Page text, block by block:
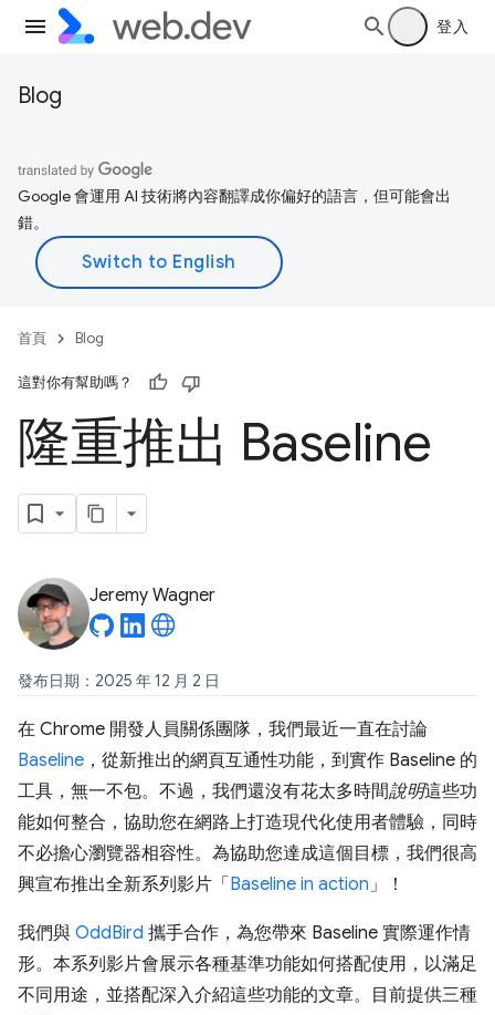
登入
Blog
Google 會運用 AI 技術將內容翻譯成你偏好的語言，但可能會出
錯。
首頁 Blog
這對你有幫助嗎？
隆重推出 Baseline
Jeremy Wagner
發布日期：2025 年 12 月 2 日
在 Chrome 開發人員關係團隊，我們最近一直在討論
Baseline ，從新推出的網頁互通性功能，到實作 Baseline 的
工具，無一不包。不過，我們還沒有花太多時間說明這些功
能如何整合，協助您在網路上打造現代化使用者體驗，同時
不必擔心瀏覽器相容性。為協助您達成這個目標，我們很高
興宣布推出全新系列影片「 Baseline in action」！
我們與 OddBird 攜手合作，為您帶來 Baseline 實際運作情
形。本系列影片會展示各種基準功能如何搭配使用，以滿足
不同用途，並搭配深入介紹這些功能的文章。目前提供三種